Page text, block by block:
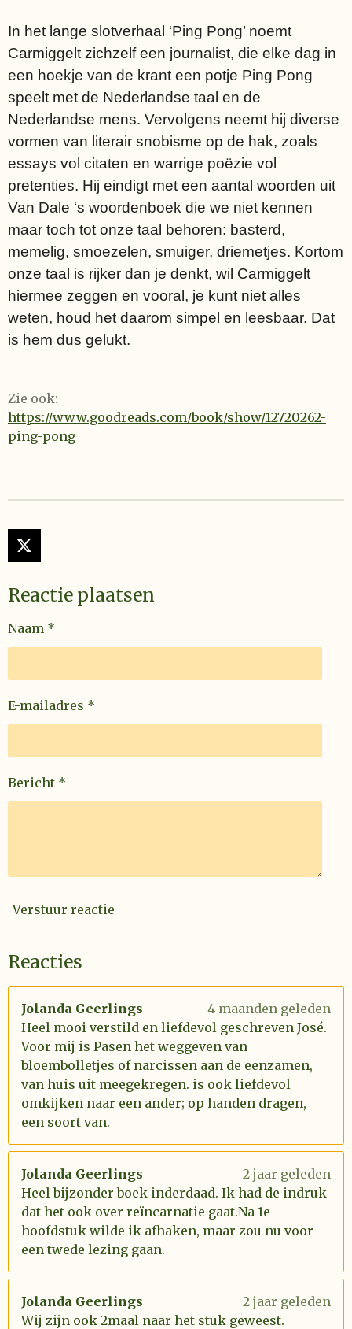
In het lange slotverhaal ‘Ping Pong’ noemt
Carmiggelt zichzelf een journalist, die elke dag in
een hoekje van de krant een potje Ping Pong
speelt met de Nederlandse taal en de
Nederlandse mens. Vervolgens neemt hij diverse
vormen van literair snobisme op de hak, zoals
essays vol citaten en warrige poëzie vol
pretenties. Hij eindigt met een aantal woorden uit
Van Dale ‘s woordenboek die we niet kennen
maar toch tot onze taal behoren: basterd,
memelig, smoezelen, smuiger, driemetjes. Kortom
onze taal is rijker dan je denkt, wil Carmiggelt
hiermee zeggen en vooral, je kunt niet alles
weten, houd het daarom simpel en leesbaar. Dat
is hem dus gelukt.
Zie ook:
https://www.goodreads.com/book/show/12720262-
ping-pong
X
Reactie plaatsen
Naam *
E-mailadres *
Bericht *
Verstuur reactie
Reacties
Jolanda Geerlings
4 maanden geleden
Heel mooi verstild en liefdevol geschreven José.
Voor mij is Pasen het weggeven van
bloembolletjes of narcissen aan de eenzamen,
van huis uit meegekregen. is ook liefdevol
omkijken naar een ander; op handen dragen,
een soort van.
Jolanda Geerlings
2 jaar geleden
Heel bijzonder boek inderdaad. Ik had de indruk
dat het ook over reïncarnatie gaat.Na 1e
hoofdstuk wilde ik afhaken, maar zou nu voor
een twede lezing gaan.
Jolanda Geerlings
2 jaar geleden
Wij zijn ook 2maal naar het stuk geweest.